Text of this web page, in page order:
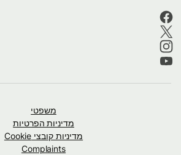
משפטי
מדיניות הפרטיות
מדיניות קובצי Cookie
Complaints